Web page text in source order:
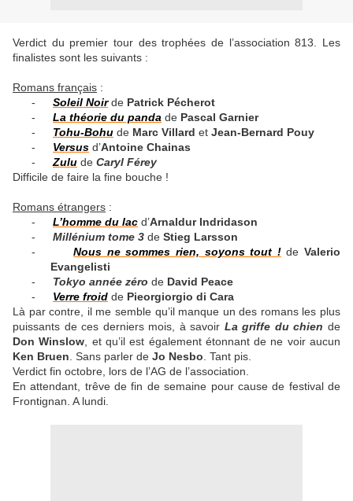
Verdict du premier tour des trophées de l’association 813. Les
finalistes sont les suivants :
Romans français :
-
Soleil Noirde Patrick Pécherot
-
La théorie du panda de Pascal Garnier
-
Tohu-Bohu de Marc Villard et Jean-Bernard Pouy
-
Versus d’Antoine Chainas
-
Zulu de Caryl Férey
Difficile de faire la fine bouche !
Romans étrangers :
-
L’homme du lac d’Arnaldur Indridason
-
Millénium tome 3 de Stieg Larsson
-
Nous ne sommes rien, soyons tout !deValerio
Evangelisti
-
Tokyo année zéro de David Peace
-
Verre froid de Pieorgiorgio di Cara
Là par contre, il me semble qu’il manque un des romans les plus
puissants de ces derniers mois, à savoir La griffe du chien de
Don Winslow , et qu’il est également étonnant de ne voir aucun
Ken Bruen . Sans parler de Jo Nesbo . Tant pis.
Verdict fin octobre, lors de l’AG de l’association.
En attendant, trêve de fin de semaine pour cause de festival de
Frontignan. A lundi.